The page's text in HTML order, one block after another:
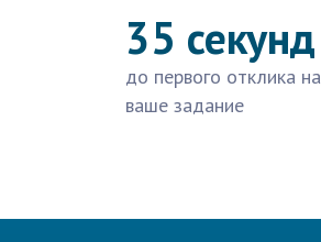
35 секунд
до первого отклика на
ваше задание